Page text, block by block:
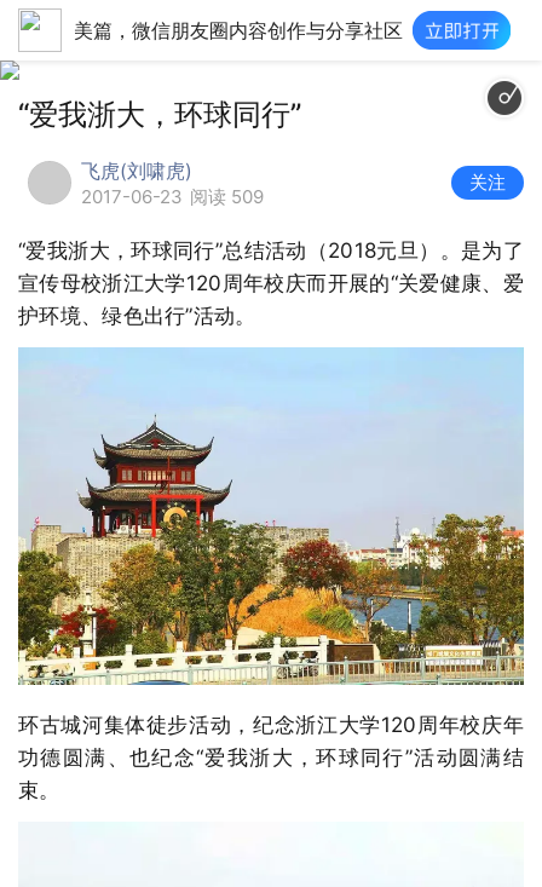
美篇，微信朋友圈内容创作与分享社区
“爱我浙大，环球同行”
飞虎(刘啸虎)
2017-06-23 阅读 509
关注
“爱我浙大，环球同行”总结活动（2018元旦）。是为了
宣传母校浙江大学120周年校庆而开展的“关爱健康、爱
护环境、绿色出行”活动。
环古城河集体徒步活动，纪念浙江大学120周年校庆年
功德圆满、也纪念“爱我浙大，环球同行”活动圆满结
束。